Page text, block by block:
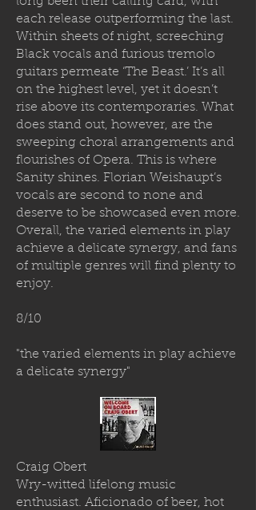
each release outperforming the last.
Within sheets of night, screeching
Black vocals and furious tremolo
guitars permeate ‘The Beast.’ It’s all
on the highest level, yet it doesn’t
rise above its contemporaries. What
does stand out, however, are the
sweeping choral arrangements and
flourishes of Opera. This is where
Sanity shines. Florian Weishaupt’s
vocals are second to none and
deserve to be showcased even more.
Overall, the varied elements in play
achieve a delicate synergy, and fans
of multiple genres will find plenty to
enjoy.
8/10
"the varied elements in play achieve
a delicate synergy"
Craig Obert
Wry-witted lifelong music
enthusiast. Aficionado of beer, hot